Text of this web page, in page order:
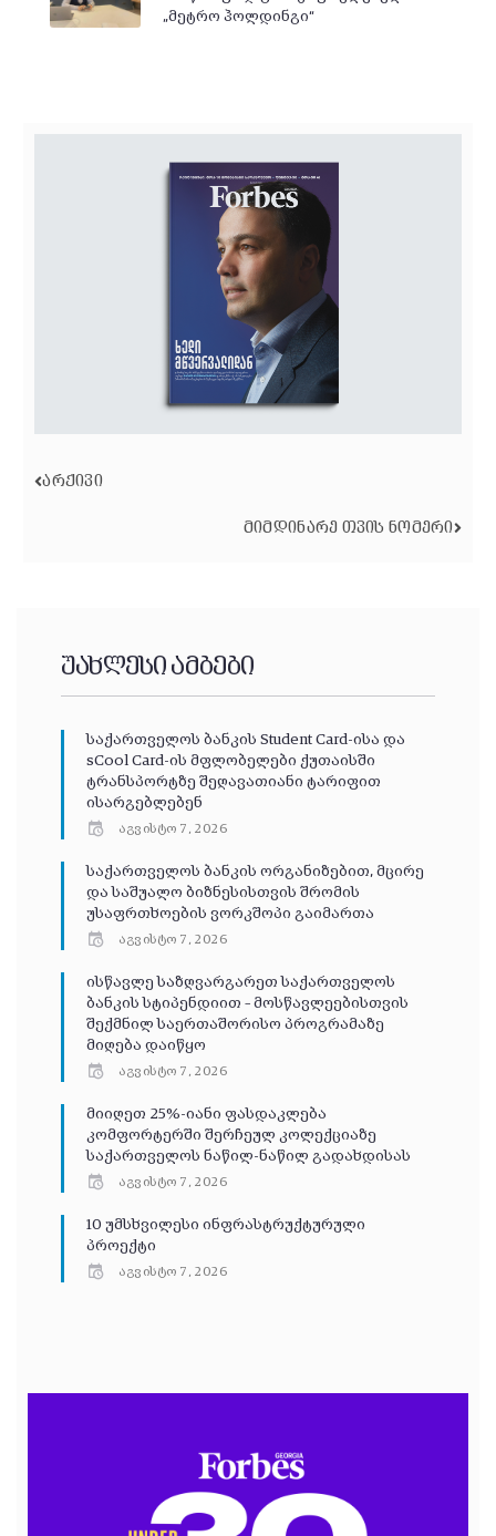
„მეტრო ჰოლდინგი“
ᲐᲠᲥᲘᲕᲘ
ᲛᲘᲛᲓᲘᲜᲐᲠᲔ ᲗᲕᲘᲡ ᲜᲝᲛᲔᲠᲘ
უახლესი ამბები
საქართველოს ბანკის Student Card-ისა და
sCool Card-ის მფლობელები ქუთაისში
ტრანსპორტზე შეღავათიანი ტარიფით
ისარგებლებენ
აგვისტო 7, 2026
საქართველოს ბანკის ორგანიზებით, მცირე
და საშუალო ბიზნესისთვის შრომის
უსაფრთხოების ვორკშოპი გაიმართა
აგვისტო 7, 2026
ისწავლე საზღვარგარეთ საქართველოს
ბანკის სტიპენდიით – მოსწავლეებისთვის
შექმნილ საერთაშორისო პროგრამაზე
მიღება დაიწყო
აგვისტო 7, 2026
მიიღეთ 25%-იანი ფასდაკლება
კომფორტერში შერჩეულ კოლექციაზე
საქართველოს ნაწილ-ნაწილ გადახდისას
აგვისტო 7, 2026
10 უმსხვილესი ინფრასტრუქტურული
პროექტი
აგვისტო 7, 2026